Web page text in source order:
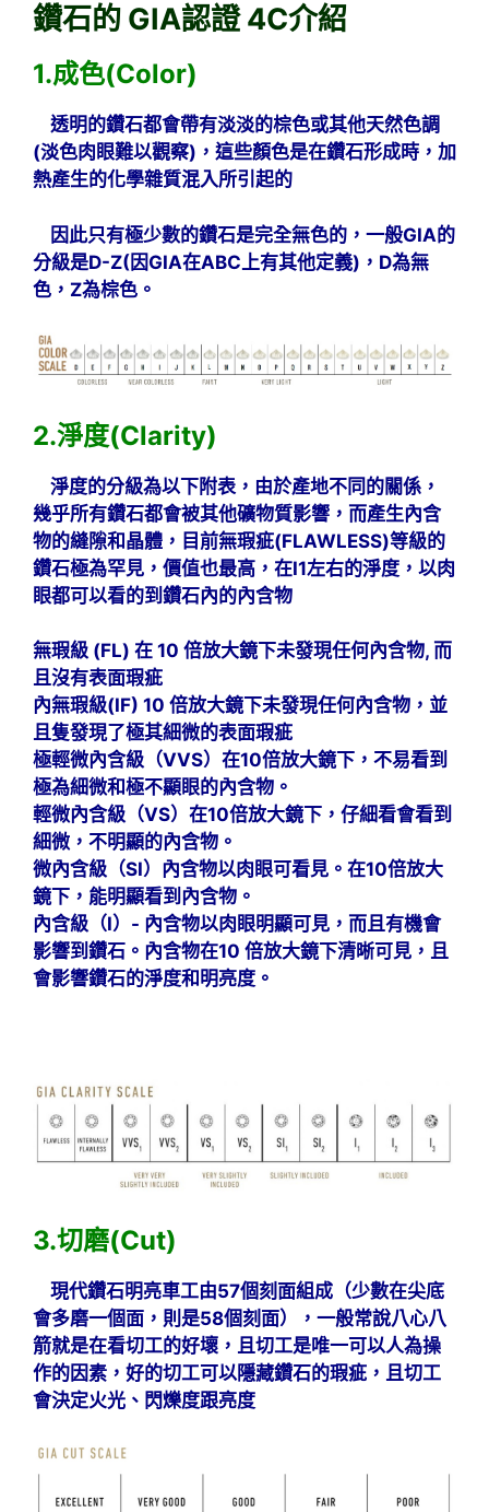
鑽石的 GIA認證 4C介紹
1.成色(Color)
透明的鑽石都會帶有淡淡的棕色或其他天然色調
(淡色肉眼難以觀察) ，這些顏色是在鑽石形成時，加
熱產生的化學雜質混入所引起的
因此只有極少數的鑽石是完全無色的，一般GIA的
分級是D-Z(因GIA在ABC上有其他定義)，D為無
色，Z為棕色。
2.淨度(Clarity)
淨度的分級為以下附表，由於產地不同的關係，
幾乎所有鑽石都會被其他礦物質影響，而產生內含
物的縫隙和晶體，目前無瑕疵(FLAWLESS)等級的
鑽石極為罕見，價值也最高，在I1左右的淨度，以肉
眼都可以看的到鑽石內的內含物
無瑕級 (FL) 在 10 倍放大鏡下未發現任何內含物, 而
且沒有表面瑕疵
內無瑕級(IF) 10 倍放大鏡下未發現任何內含物，並
且隻發現了極其細微的表面瑕疵
極輕微內含級（VVS）在10倍放大鏡下，不易看到
極為細微和極不顯眼的內含物。
輕微內含級（VS）在10倍放大鏡下，仔細看會看到
細微，不明顯的內含物。
微內含級（SI）內含物以肉眼可看見。在10倍放大
鏡下，能明顯看到內含物。
內含級（I）- 內含物以肉眼明顯可見，而且有機會
影響到鑽石。內含物在10 倍放大鏡下清晰可見，且
會影響鑽石的淨度和明亮度。
3.切磨(Cut)
現代鑽石明亮車工由57個刻面組成（少數在尖底
會多磨一個面，則是58個刻面），一般常說八心八
箭就是在看切工的好壞，且切工是唯一可以人為操
作的因素，好的切工可以隱藏鑽石的瑕疵，且切工
會決定火光、閃爍度跟亮度